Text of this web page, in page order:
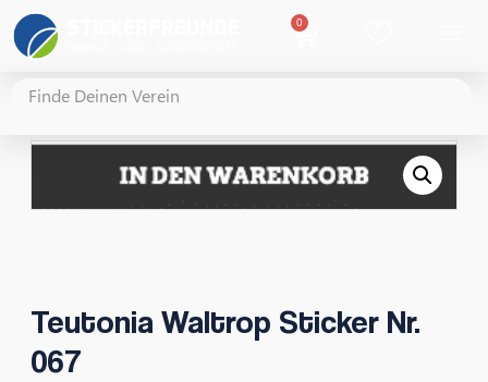
0
Teutonia Waltrop Sticker Nr.
067